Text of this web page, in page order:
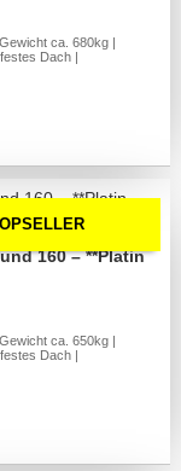
ca. 680kg |
Dach |
160 – **Platin
ca. 650kg |
Dach |